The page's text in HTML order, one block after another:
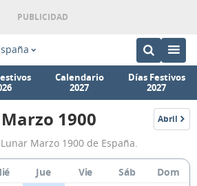
Calendario
2027
Días Festivos
2027
Calendario
Lunar
Marzo
Marzo 1900 Abril
1900
Marzo 1900 de España.
Jue Vie Sáb Dom